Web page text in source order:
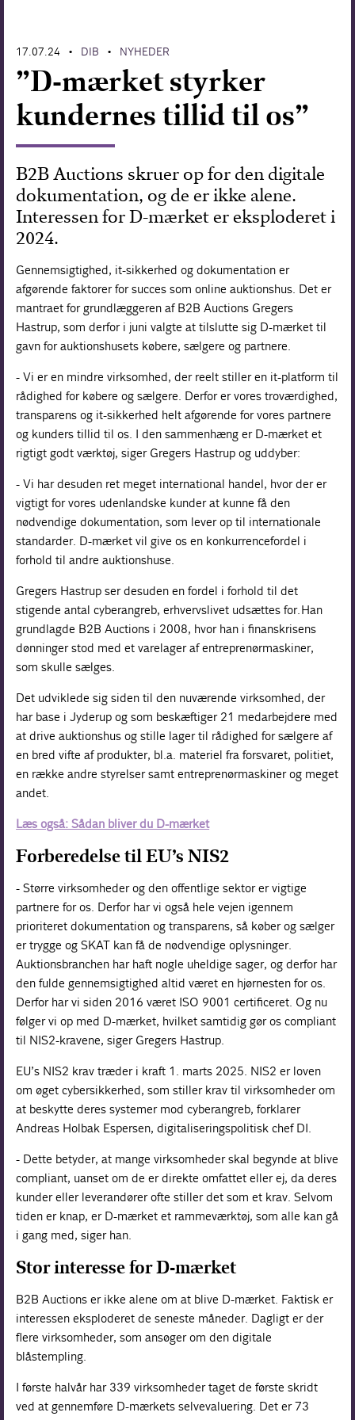
17.07.24 • DIB • NYHEDER
”D-mærket styrker
kundernes tillid til os”
B2B Auctions skruer op for den digitale
dokumentation, og de er ikke alene.
Interessen for D-mærket er eksploderet i
2024.
Gennemsigtighed, it-sikkerhed og dokumentation er
afgørende faktorer for succes som online auktionshus. Det er
mantraet for grundlæggeren af B2B Auctions Gregers
Hastrup, som derfor i juni valgte at tilslutte sig D-mærket til
gavn for auktionshusets købere, sælgere og partnere.
- Vi er en mindre virksomhed, der reelt stiller en it-platform til
rådighed for købere og sælgere. Derfor er vores troværdighed,
transparens og it-sikkerhed helt afgørende for vores partnere
og kunders tillid til os. I den sammenhæng er D-mærket et
rigtigt godt værktøj, siger Gregers Hastrup og uddyber:
- Vi har desuden ret meget international handel, hvor der er
vigtigt for vores udenlandske kunder at kunne få den
nødvendige dokumentation, som lever op til internationale
standarder. D-mærket vil give os en konkurrencefordel i
forhold til andre auktionshuse.
Gregers Hastrup ser desuden en fordel i forhold til det
stigende antal cyberangreb, erhvervslivet udsættes for. Han
grundlagde B2B Auctions i 2008, hvor han i finanskrisens
dønninger stod med et varelager af entreprenørmaskiner,
som skulle sælges.
Det udviklede sig siden til den nuværende virksomhed, der
har base i Jyderup og som beskæftiger 21 medarbejdere med
at drive auktionshus og stille lager til rådighed for sælgere af
en bred vifte af produkter, bl.a. materiel fra forsvaret, politiet,
en række andre styrelser samt entreprenørmaskiner og meget
andet.
Læs også: Sådan bliver du D-mærket
Forberedelse til EU’s NIS2
- Større virksomheder og den offentlige sektor er vigtige
partnere for os. Derfor har vi også hele vejen igennem
prioriteret dokumentation og transparens, så køber og sælger
er trygge og SKAT kan få de nødvendige oplysninger.
Auktionsbranchen har haft nogle uheldige sager, og derfor har
den fulde gennemsigtighed altid været en hjørnesten for os.
Derfor har vi siden 2016 været ISO 9001 certificeret. Og nu
følger vi op med D-mærket, hvilket samtidig gør os compliant
til NIS2-kravene, siger Gregers Hastrup.
EU’s NIS2 krav træder i kraft 1. marts 2025. NIS2 er loven
om øget cybersikkerhed, som stiller krav til virksomheder om
at beskytte deres systemer mod cyberangreb, forklarer
Andreas Holbak Espersen, digitaliseringspolitisk chef DI.
- Dette betyder, at mange virksomheder skal begynde at blive
compliant, uanset om de er direkte omfattet eller ej, da deres
kunder eller leverandører ofte stiller det som et krav. Selvom
tiden er knap, er D-mærket et rammeværktøj, som alle kan gå
i gang med, siger han.
Stor interesse for D-mærket
B2B Auctions er ikke alene om at blive D-mærket. Faktisk er
interessen eksploderet de seneste måneder. Dagligt er der
flere virksomheder, som ansøger om den digitale
blåstempling.
I første halvår har 339 virksomheder taget de første skridt
ved at gennemføre D-mærkets selvevaluering. Det er 73